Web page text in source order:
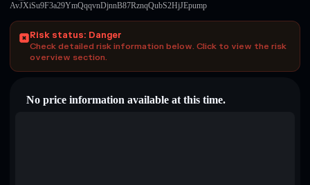
AvJXiSu9F3a29YmQqqvnDjnnB87RznqQubS2HjJEpump
Risk status: Danger
Check detailed risk information below. Click to view the risk
overview section.
No price information available at this time.